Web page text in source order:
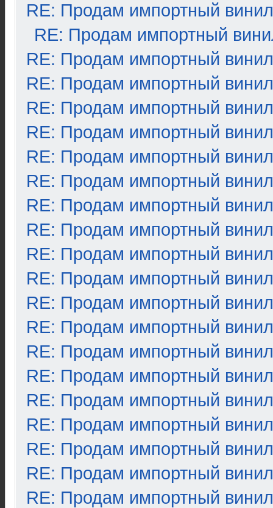
RE: Продам импортный винил
RE: Продам импортный
RE: Продам импортный винил
RE: Продам импортный винил
RE: Продам импортный винил
RE: Продам импортный винил
RE: Продам импортный винил
RE: Продам импортный винил
RE: Продам импортный винил
RE: Продам импортный винил
RE: Продам импортный винил
RE: Продам импортный винил
RE: Продам импортный винил
RE: Продам импортный винил
RE: Продам импортный винил
RE: Продам импортный винил
RE: Продам импортный винил
RE: Продам импортный винил
RE: Продам импортный винил
RE: Продам импортный винил
RE: Продам импортный винил